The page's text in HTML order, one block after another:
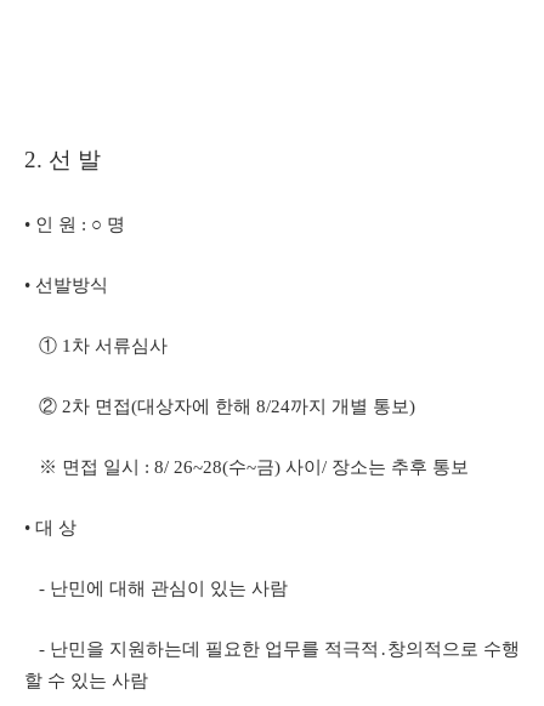
2. 선 발
• 인 원 : ○ 명
• 선발방식
① 1차 서류심사
② 2차 면접(대상자에 한해 8/24까지 개별 통보)
※ 면접 일시 : 8/ 26~28(수~금) 사이/ 장소는 추후 통보
• 대 상
- 난민에 대해 관심이 있는 사람
- 난민을 지원하는데 필요한 업무를 적극적․창의적으로 수행
할 수 있는 사람